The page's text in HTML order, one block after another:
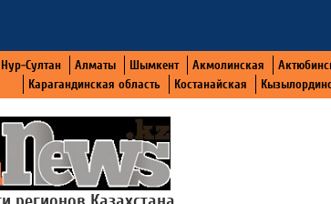
Нур-Султан Алматы Шымкент Акмолинская
Карагандинская область
Костанайская